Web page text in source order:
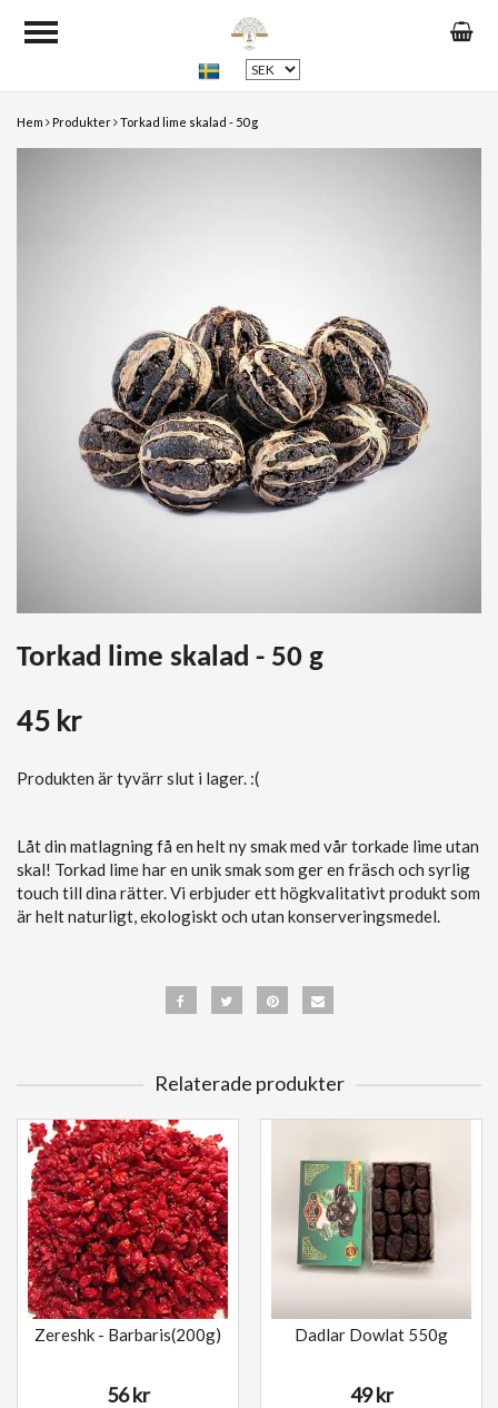
Hem Produkter Torkad lime skalad - 50 g
Torkad lime skalad - 50 g
45 kr
Produkten är tyvärr slut i lager. :(
Låt din matlagning få en helt ny smak med vår torkade lime utan
skal! Torkad lime har en unik smak som ger en fräsch och syrlig
touch till dina rätter. Vi erbjuder ett högkvalitativt produkt som
är helt naturligt, ekologiskt och utan konserveringsmedel.
Relaterade produkter
Zereshk - Barbaris(200g)
56 kr
Dadlar Dowlat 550g
49 kr